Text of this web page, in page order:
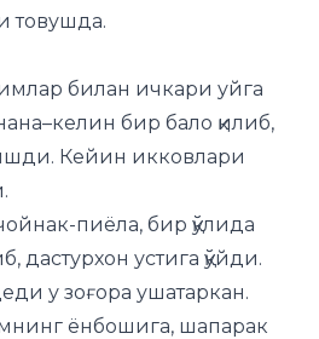
товушда.
билан ичкари уйга
бир бало қилиб,
Кейин икковлари
пиёла, бир қўлида
дастурхон устига қўйди.
у зоғора ушатаркан.
ёнбошига, шапарак